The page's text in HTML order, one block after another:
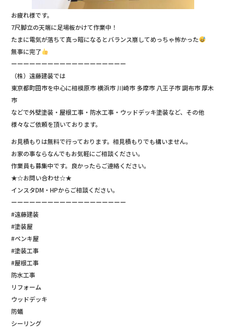
お疲れ様です。
7尺脚立の天端に足場板かけて作業中！
たまに電気が落ちて真っ暗になるとバランス崩してめっちゃ怖かった
無事に完了
ーーーーーーーーーーーーーーーーーーー
（株）遠藤建装では
東京都町田市を中心に相模原市 横浜市 川崎市 多摩市 八王子市 調布市 厚木
市
などで外壁塗装・屋根工事・防水工事・ウッドデッキ塗装など、その他
様々なご依頼を頂いております。
お見積もりは無料で行っております。相見積もりでも構いません。
お家の事ならなんでもお気軽にご相談ください。
作業員も募集中です。良かったらご連絡ください。
★☆お問い合わせ☆★
インスタDM・HPからご相談ください。
ーーーーーーーーーーーーーーーーーーー
#遠藤建装
#塗装屋
#ペンキ屋
#塗装工事
#屋根工事
防水工事
リフォーム
ウッドデッキ
防蟻
シーリング